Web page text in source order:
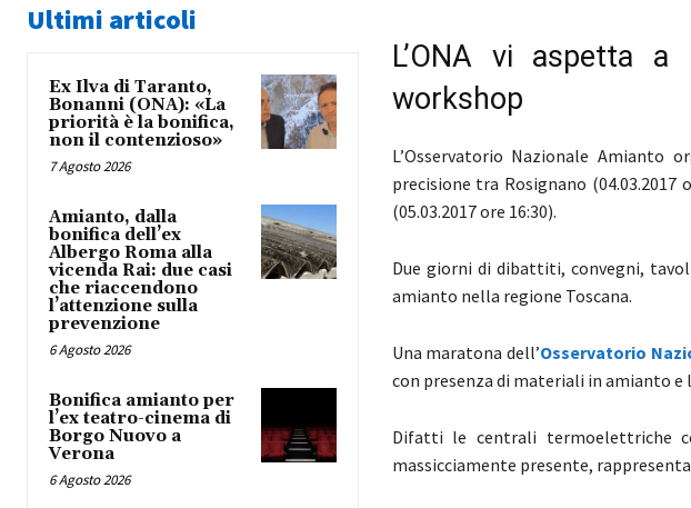
Ultimi articoli
Ex Ilva di Taranto,
Bonanni (ONA): «La
priorità è la bonifica,
non il contenzioso»
7 Agosto 2026
Amianto, dalla
bonifica dell’ex
Albergo Roma alla
vicenda Rai: due casi
che riaccendono
l’attenzione sulla
prevenzione
6 Agosto 2026
Bonifica amianto per
l’ex teatro-cinema di
Borgo Nuovo a
Verona
6 Agosto 2026
L’ONA vi aspetta
workshop
L’Osservatorio Nazionale Amianto
precisione tra Rosignano (04.03.2017
(05.03.2017 ore 16:30).
Due giorni di dibattiti, convegni,
amianto nella regione Toscana.
Una maratona dell’Osservatorio
con presenza di materiali in amianto
Difatti le centrali termoelettriche
massicciamente presente,